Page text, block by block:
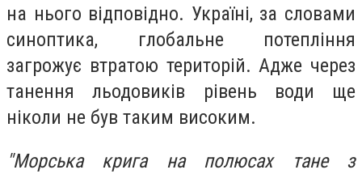
на нього відповідно. Україні, за словами
синоптика, глобальне потепління
загрожує втратою територій. Адже через
танення льодовиків рівень води ще
ніколи не був таким високим.
"Морська крига на полюсах тане з